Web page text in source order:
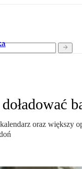
oraz większy